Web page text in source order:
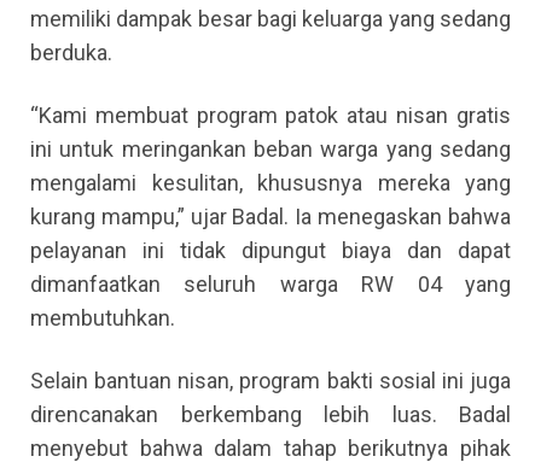
memiliki dampak besar bagi keluarga yang sedang
berduka.
“Kami membuat program patok atau nisan gratis
ini untuk meringankan beban warga yang sedang
mengalami kesulitan, khususnya mereka yang
kurang mampu,” ujar Badal. Ia menegaskan bahwa
pelayanan ini tidak dipungut biaya dan dapat
dimanfaatkan seluruh warga RW 04 yang
membutuhkan.
Selain bantuan nisan, program bakti sosial ini juga
direncanakan berkembang lebih luas. Badal
menyebut bahwa dalam tahap berikutnya pihak